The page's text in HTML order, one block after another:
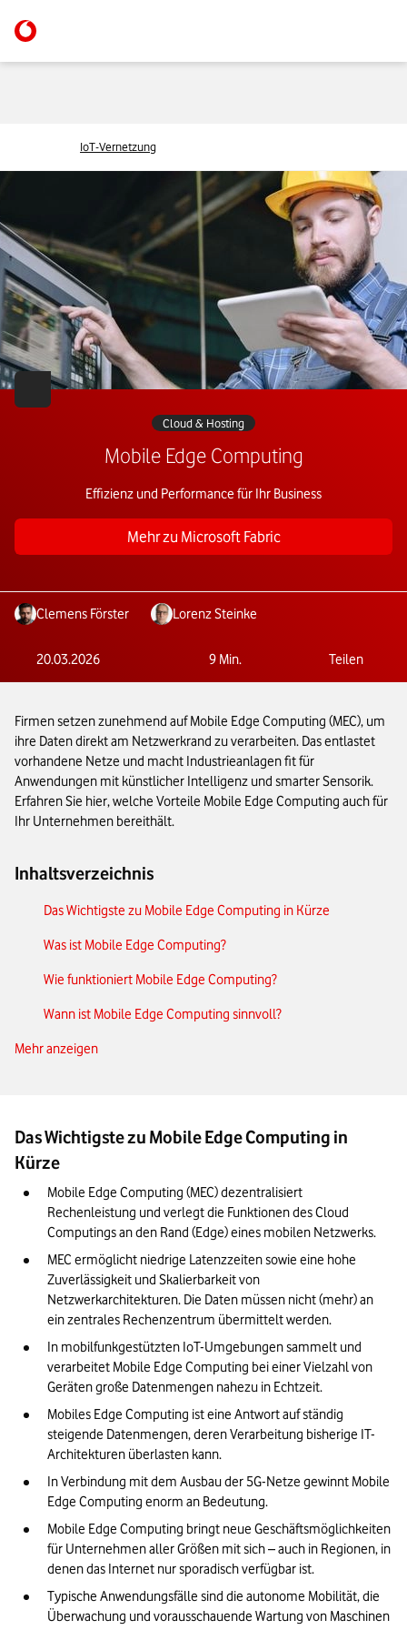
IoT-Vernetzung
Cloud & Hosting
Mobile Edge Computing
Effizienz und Performance für Ihr Business
Mehr zu Microsoft Fabric
Clemens Förster Lorenz Steinke
20.03.2026 9 Min. Teilen
Firmen setzen zunehmend auf Mobile Edge Computing (MEC), um
ihre Daten direkt am Netzwerkrand zu verarbeiten. Das entlastet
vorhandene Netze und macht Industrieanlagen fit für
Anwendungen mit künstlicher Intelligenz und smarter Sensorik.
Erfahren Sie hier, welche Vorteile Mobile Edge Computing auch für
Ihr Unternehmen bereithält.
Inhaltsverzeichnis
Das Wichtigste zu Mobile Edge Computing in Kürze
Was ist Mobile Edge Computing?
Wie funktioniert Mobile Edge Computing?
Wann ist Mobile Edge Computing sinnvoll?
Mobile Edge Computing und Multi-Access Edge Computing
Mobile Edge Computing und 5G
Unser Fazit: So bringt Mobile Edge Computing Unternehmen
weiter
Mehr anzeigen
Das Wichtigste zu Mobile Edge Computing in
Kürze
Mobile Edge Computing (MEC) dezentralisiert
Rechenleistung und verlegt die Funktionen des Cloud
Computings an den Rand (Edge) eines mobilen Netzwerks.
MEC ermöglicht niedrige Latenzzeiten sowie eine hohe
Zuverlässigkeit und Skalierbarkeit von
Netzwerkarchitekturen. Die Daten müssen nicht (mehr) an
ein zentrales Rechenzentrum übermittelt werden.
In mobilfunkgestützten IoT-Umgebungen sammelt und
verarbeitet Mobile Edge Computing bei einer Vielzahl von
Geräten große Datenmengen nahezu in Echtzeit.
Mobiles Edge Computing ist eine Antwort auf ständig
steigende Datenmengen, deren Verarbeitung bisherige IT-
Architekturen überlasten kann.
In Verbindung mit dem Ausbau der 5G-Netze gewinnt Mobile
Edge Computing enorm an Bedeutung.
Mobile Edge Computing bringt neue Geschäftsmöglichkeiten
für Unternehmen aller Größen mit sich – auch in Regionen, in
denen das Internet nur sporadisch verfügbar ist.
Typische Anwendungsfälle sind die autonome Mobilität, die
Überwachung und vorausschauende Wartung von Maschinen